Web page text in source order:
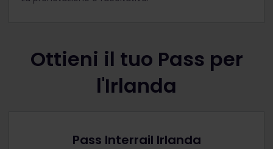
Ottieni il tuo Pass per
l'Irlanda
Pass Interrail Irlanda